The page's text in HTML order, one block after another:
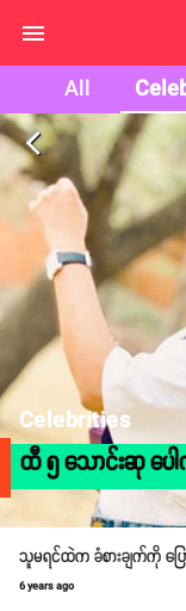
All
arrow_back_ios
Celebrities
ထီ ၅ သောင်းဆု ပေ
သူမရင်ထဲက ခံစားချက်ကို ပြ
6 years ago